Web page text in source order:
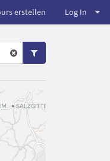
erstellen Log In